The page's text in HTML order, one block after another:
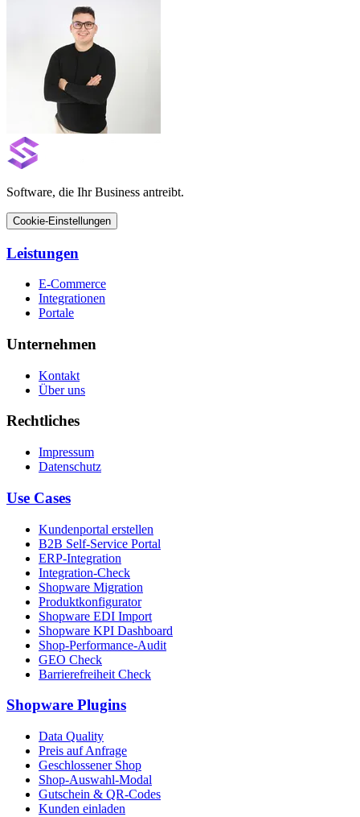
Software, die Ihr Business antreibt.
Cookie-Einstellungen
Leistungen
E-Commerce
Integrationen
Portale
Unternehmen
Kontakt
Über uns
Rechtliches
Impressum
Datenschutz
Use Cases
Kundenportal erstellen
B2B Self-Service Portal
ERP-Integration
Integration-Check
Shopware Migration
Produktkonfigurator
Shopware EDI Import
Shopware KPI Dashboard
Shop-Performance-Audit
GEO Check
Barrierefreiheit Check
Shopware Plugins
Data Quality
Preis auf Anfrage
Geschlossener Shop
Shop-Auswahl-Modal
Gutschein & QR-Codes
Kunden einladen